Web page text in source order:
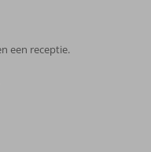
een receptie.